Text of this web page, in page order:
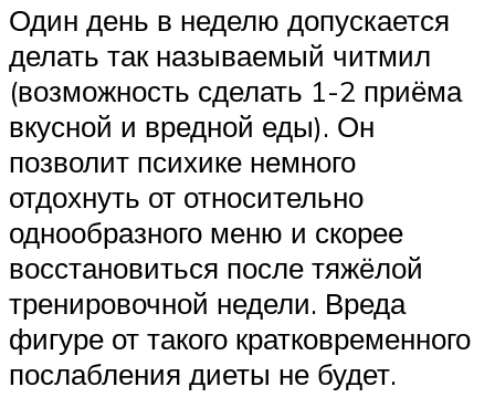
Один день в неделю допускается
делать так называемый читмил
(возможность сделать 1-2 приёма
вкусной и вредной еды). Он
позволит психике немного
отдохнуть от относительно
однообразного меню и скорее
восстановиться после тяжёлой
тренировочной недели. Вреда
фигуре от такого кратковременного
послабления диеты не будет.